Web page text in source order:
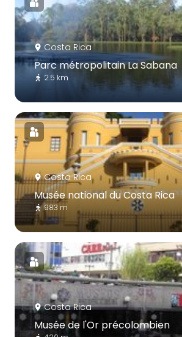
Costa Rica
Parc métropolitain La Sabana
2.5 km
Costa Rica
Musée national du Costa Rica
983 m
Costa Rica
Musée de l'Or précolombien